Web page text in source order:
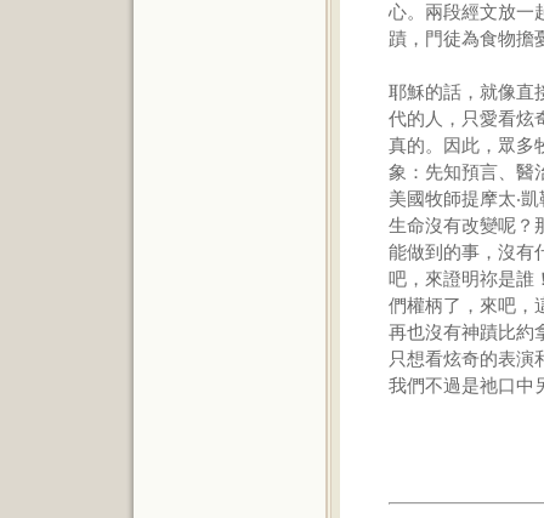
心。兩段經文放一
蹟，門徒為食物擔
耶穌的話，就像直
代的人，只愛看炫
真的。因此，眾多
象：先知預言、醫
美國牧師提摩太‧
生命沒有改變呢？
能做到的事，沒有
吧，來證明祢是誰
們權柄了，來吧，
再也沒有神蹟比約
只想看炫奇的表演
我們不過是祂口中